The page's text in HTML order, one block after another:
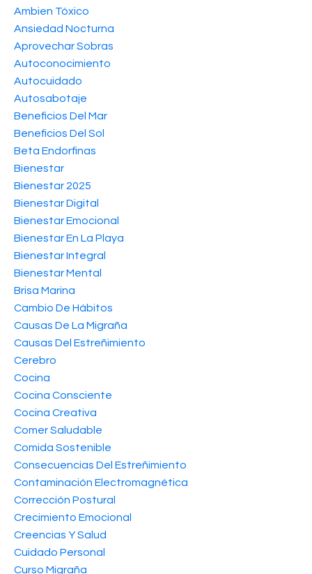
Ambien Tóxico
Ansiedad Nocturna
Aprovechar Sobras
Autoconocimiento
Autocuidado
Autosabotaje
Beneficios Del Mar
Beneficios Del Sol
Beta Endorfinas
Bienestar
Bienestar 2025
Bienestar Digital
Bienestar Emocional
Bienestar En La Playa
Bienestar Integral
Bienestar Mental
Brisa Marina
Cambio De Hábitos
Causas De La Migraña
Causas Del Estreñimiento
Cerebro
Cocina
Cocina Consciente
Cocina Creativa
Comer Saludable
Comida Sostenible
Consecuencias Del Estreñimiento
Contaminación Electromagnética
Corrección Postural
Crecimiento Emocional
Creencias Y Salud
Cuidado Personal
Curso Migraña